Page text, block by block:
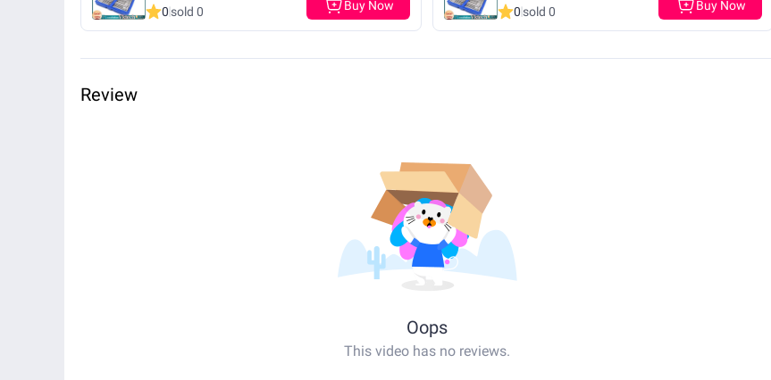
0sold 0 Buy Now 0sold 0 Buy Now
Review
Oops
This video has no reviews.